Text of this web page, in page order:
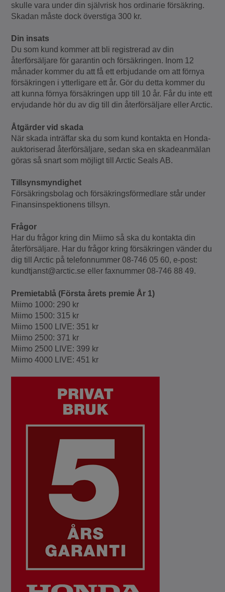
skulle vara under din självrisk hos ordinarie försäkring.
Skadan måste dock överstiga 300 kr.
Din insats
Du som kund kommer att bli registrerad av din
återförsäljare för garantin och försäkringen. Inom 12
månader kommer du att få ett erbjudande om att förnya
försäkringen i ytterligare ett år. Gör du detta kommer du
att kunna förnya försäkringen upp till 10 år. Får du inte ett
ervjudande hör du av dig till din återförsäljare eller Arctic.
Åtgärder vid skada
När skada inträffar ska du som kund kontakta en Honda-
auktoriserad återförsäljare, sedan ska en skadeanmälan
göras så snart som möjligt till Arctic Seals AB.
Tillsynsmyndighet
Försäkringsbolag och försäkringsförmedlare står under
Finansinspektionens tillsyn.
Frågor
Har du frågor kring din Miimo så ska du kontakta din
återförsäljare. Har du frågor kring försäkringen vänder du
dig till Arctic på telefonnummer 08-746 05 60, e-post:
kundtjanst@arctic.se eller faxnummer 08-746 88 49.
Premietablå (Första årets premie År 1)
Miimo 1000: 290 kr
Miimo 1500: 315 kr
Miimo 1500 LIVE: 351 kr
Miimo 2500: 371 kr
Miimo 2500 LIVE: 399 kr
Miimo 4000 LIVE: 451 kr